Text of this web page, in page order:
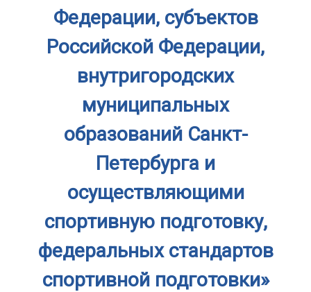
Федерации, субъектов
Российской Федерации,
внутригородских
муниципальных
образований Санкт-
Петербурга и
осуществляющими
спортивную подготовку,
федеральных стандартов
спортивной подготовки»